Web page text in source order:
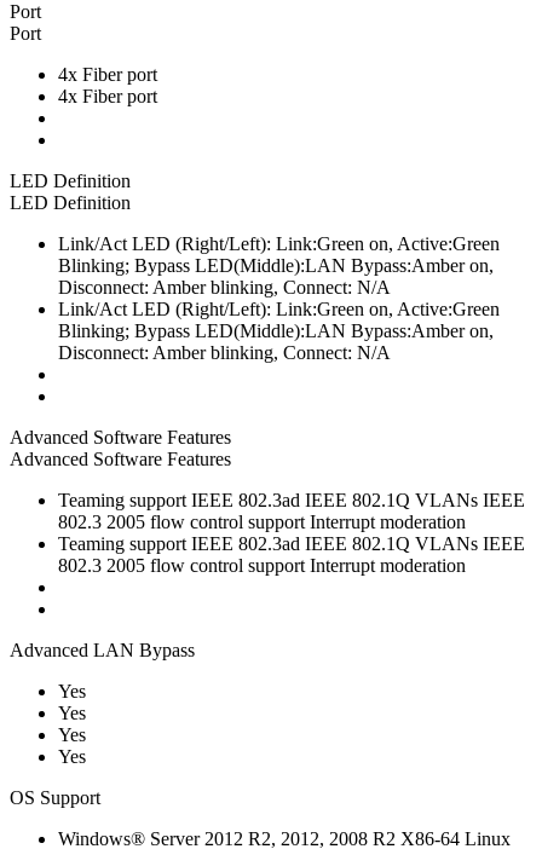
Port
Port
4x Fiber port
4x Fiber port
LED Definition
LED Definition
Link/Act LED (Right/Left): Link:Green on, Active:Green
Blinking; Bypass LED(Middle):LAN Bypass:Amber on,
Disconnect: Amber blinking, Connect: N/A
Link/Act LED (Right/Left): Link:Green on, Active:Green
Blinking; Bypass LED(Middle):LAN Bypass:Amber on,
Disconnect: Amber blinking, Connect: N/A
Advanced Software Features
Advanced Software Features
Teaming support IEEE 802.3ad IEEE 802.1Q VLANs IEEE
802.3 2005 flow control support Interrupt moderation
Teaming support IEEE 802.3ad IEEE 802.1Q VLANs IEEE
802.3 2005 flow control support Interrupt moderation
Advanced LAN Bypass
Yes
Yes
Yes
Yes
OS Support
Windows® Server 2012 R2, 2012, 2008 R2 X86-64 Linux